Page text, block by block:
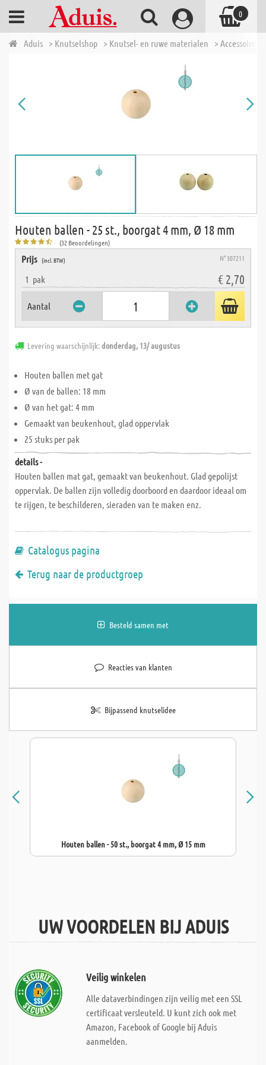
Aduis > Knutselshop > Knutsel- en ruwe materialen > Accessoires
Houten ballen - 25 st., boorgat 4 mm, Ø 18 mm
(32 Beoordelingen)
Prijs (incl. BTW) N° 307211
1 pak € 2,70
Aantal
Levering waarschijnlijk:donderdag, 13/ augustus
Houten ballen met gat
Ø van de ballen: 18 mm
Ø van het gat: 4 mm
Gemaakt van beukenhout, glad oppervlak
25 stuks per pak
details -
Houten ballen mat gat, gemaakt van beukenhout. Glad gepolijst
oppervlak. De ballen zijn volledig doorboord en daardoor ideaal om
te rijgen, te beschilderen, sieraden van te maken enz.
Catalogus pagina
Terug naar de productgroep
Besteld samen met
Reacties van klanten
Bijpassend knutselidee
Houten ballen - 50 st., boorgat 4 mm, Ø 15 mm
UW VOORDELEN BIJ ADUIS
Veilig winkelen
Alle dataverbindingen zijn veilig met een SSL
certificaat versleuteld. U kunt zich ook met
Amazon, Facebook of Google bij Aduis
aanmelden.
0